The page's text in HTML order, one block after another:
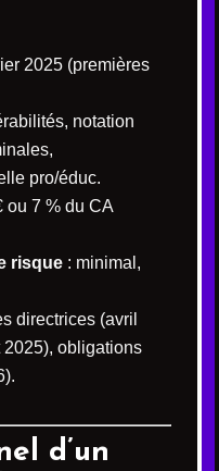
2025 (premières
notation
pro/éduc.
ou 7 % du CA
risque : minimal,
directrices (avril
obligations
d’un